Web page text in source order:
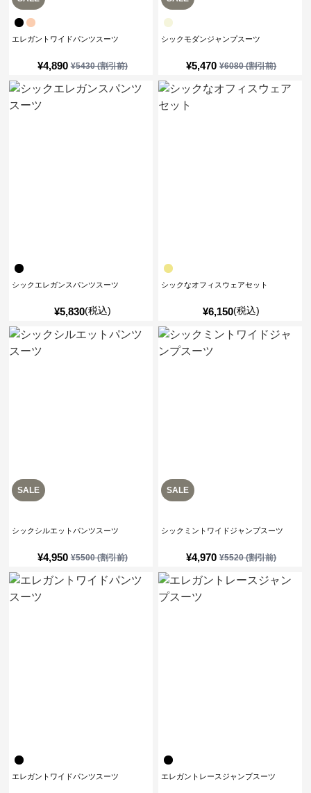
¥4,890 ¥5430(割引前)
エレガントワイドパンツスーツ
¥5,470 ¥6080(割引前)
シックモダンジャンプスーツ
¥5,830(税込)
シックエレガンスパンツスーツ
¥6,150(税込)
シックなオフィスウェアセット
SALE
¥4,950 ¥5500(割引前)
シックシルエットパンツスーツ
SALE
¥4,970 ¥5520(割引前)
シックミントワイドジャンプスーツ
エレガントワイドパンツスーツ エレガントレースジャンプスーツ